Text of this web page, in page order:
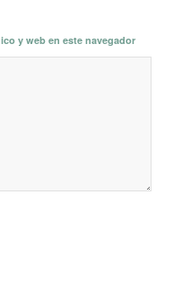
y web en este navegador